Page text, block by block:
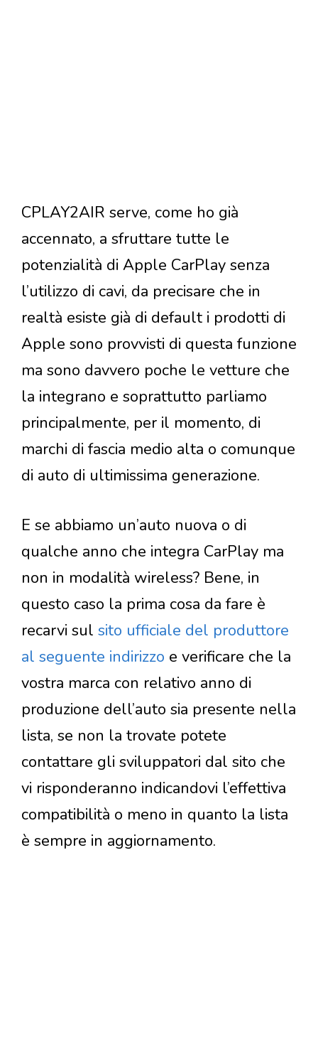
CPLAY2AIR serve, come ho già
accennato, a sfruttare tutte le
potenzialità di Apple CarPlay senza
l’utilizzo di cavi, da precisare che in
realtà esiste già di default i prodotti di
Apple sono provvisti di questa funzione
ma sono davvero poche le vetture che
la integrano e soprattutto parliamo
principalmente, per il momento, di
marchi di fascia medio alta o comunque
di auto di ultimissima generazione.
E se abbiamo un’auto nuova o di
qualche anno che integra CarPlay ma
non in modalità wireless? Bene, in
questo caso la prima cosa da fare è
recarvi sul sito ufficiale del produttore
al seguente indirizzo e verificare che la
vostra marca con relativo anno di
produzione dell’auto sia presente nella
lista, se non la trovate potete
contattare gli sviluppatori dal sito che
vi risponderanno indicandovi l’effettiva
compatibilità o meno in quanto la lista
è sempre in aggiornamento.